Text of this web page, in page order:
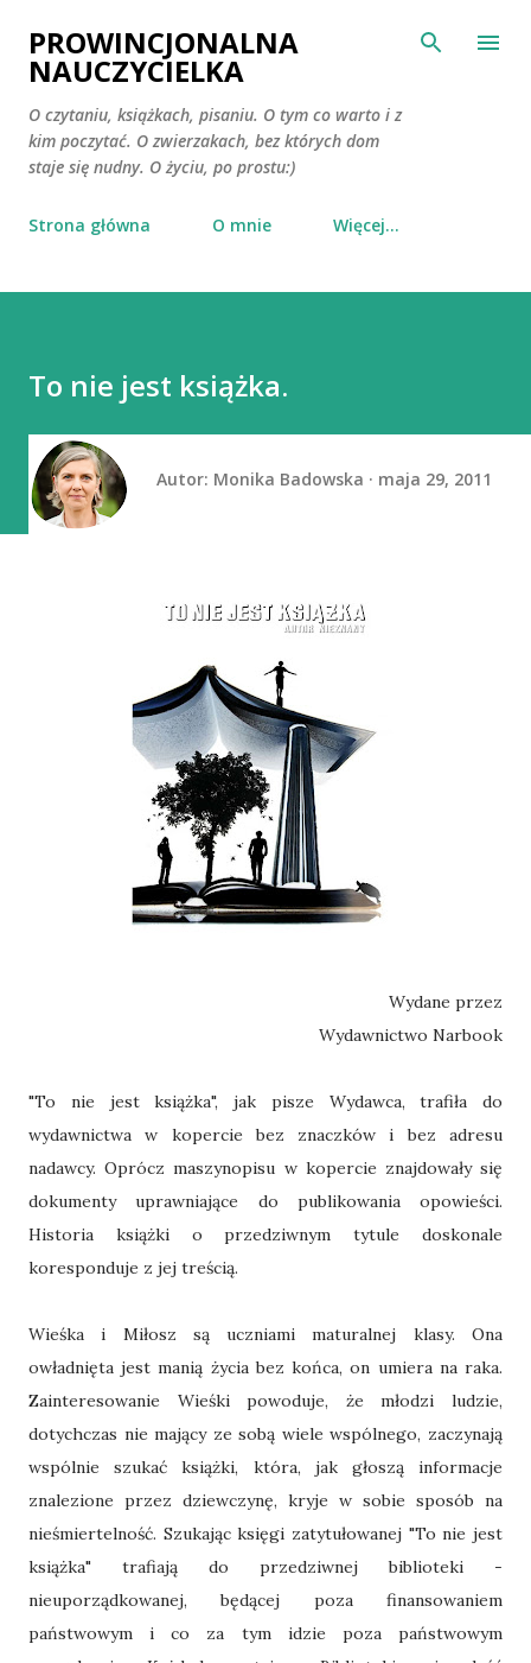
Przejdź do głównej zawartości
PROWINCJONALNA
NAUCZYCIELKA
O czytaniu, książkach, pisaniu. O tym co warto i z
kim poczytać. O zwierzakach, bez których dom
staje się nudny. O życiu, po prostu:)
Strona główna O mnie Więcej…
To nie jest książka.
Autor: Monika Badowska maja 29, 2011
Wydane przez
Wydawnictwo Narbook
"To nie jest książka", jak pisze Wydawca, trafiła do
wydawnictwa w kopercie bez znaczków i bez adresu
nadawcy. Oprócz maszynopisu w kopercie znajdowały się
dokumenty uprawniające do publikowania opowieści.
Historia książki o przedziwnym tytule doskonale
koresponduje z jej treścią.
Wieśka i Miłosz są uczniami maturalnej klasy. Ona
owładnięta jest manią życia bez końca, on umiera na raka.
Zainteresowanie Wieśki powoduje, że młodzi ludzie,
dotychczas nie mający ze sobą wiele wspólnego, zaczynają
wspólnie szukać książki, która, jak głoszą informacje
znalezione przez dziewczynę, kryje w sobie sposób na
nieśmiertelność. Szukając księgi zatytułowanej "To nie jest
książka" trafiają do przedziwnej biblioteki -
nieuporządkowanej, będącej poza finansowaniem
państwowym i co za tym idzie poza państwowym